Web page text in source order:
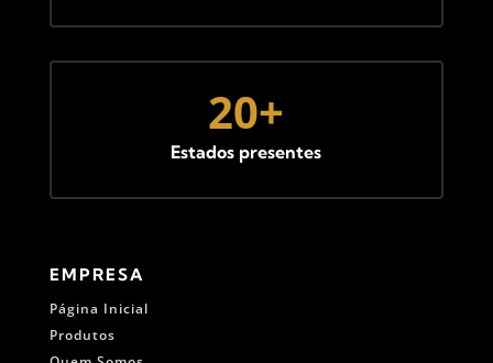
20+
Estados presentes
EMPRESA
Página Inicial
Produtos